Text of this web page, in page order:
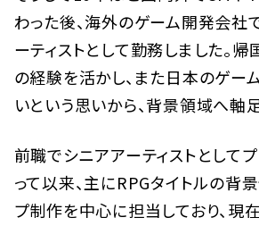
わった後、海外のゲーム開発会社
ーティストとして勤務しました。帰
の経験を活かし、また日本のゲー
いという思いから、背景領域へ軸
前職でシニアアーティストとして
って以来、主にRPGタイトルの背
プ制作を中心に担当しており、現